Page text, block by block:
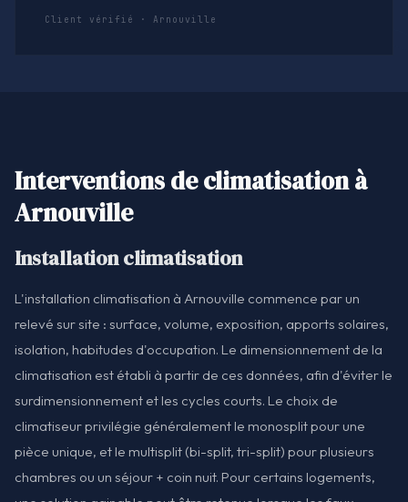
Client vérifié · Arnouville
Interventions de climatisation à
Arnouville
Installation climatisation
L'installation climatisation à Arnouville commence par un
relevé sur site : surface, volume, exposition, apports solaires,
isolation, habitudes d'occupation. Le dimensionnement de la
climatisation est établi à partir de ces données, afin d'éviter le
surdimensionnement et les cycles courts. Le choix de
climatiseur privilégie généralement le monosplit pour une
pièce unique, et le multisplit (bi-split, tri-split) pour plusieurs
chambres ou un séjour + coin nuit. Pour certains logements,